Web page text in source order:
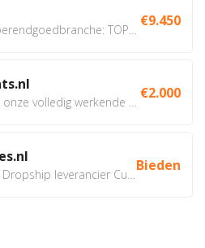
€9.450
€2.000
Bieden